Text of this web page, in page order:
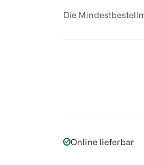
Die
Online lieferbar